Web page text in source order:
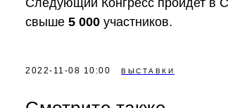
свыше 5 000 участников.
2022-11-08 10:00 ВЫСТАВКИ